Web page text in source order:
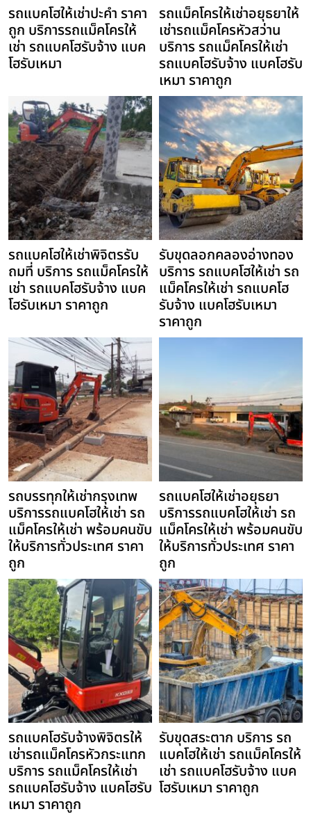
รถแบคโฮให้เช่าปะคำ ราคา
ถูก บริการรถแม็คโครให้
เช่า รถแบคโฮรับจ้าง แบค
โฮรับเหมา
รถแม็คโครให้เช่าอยุธยาให้
เช่ารถแม็คโครหัวสว่าน
บริการ รถแม็คโครให้เช่า
รถแบคโฮรับจ้าง แบคโฮรับ
เหมา ราคาถูก
รถแบคโฮให้เช่าพิจิตรรับ
ถมที่ บริการ รถแม็คโครให้
เช่า รถแบคโฮรับจ้าง แบค
โฮรับเหมา ราคาถูก
รับขุดลอกคลองอ่างทอง
บริการ รถแบคโฮให้เช่า รถ
แม็คโครให้เช่า รถแบคโฮ
รับจ้าง แบคโฮรับเหมา
ราคาถูก
รถบรรทุกให้เช่ากรุงเทพ
บริการรถแบคโฮให้เช่า รถ
แม็คโครให้เช่า พร้อมคนขับ
ให้บริการทั่วประเทศ ราคา
ถูก
รถแบคโฮให้เช่าอยุธยา
บริการรถแบคโฮให้เช่า รถ
แม็คโครให้เช่า พร้อมคนขับ
ให้บริการทั่วประเทศ ราคา
ถูก
รถแบคโฮรับจ้างพิจิตรให้
เช่ารถแม็คโครหัวกระแทก
บริการ รถแม็คโครให้เช่า
รถแบคโฮรับจ้าง แบคโฮรับ
เหมา ราคาถูก
รับขุดสระตาก บริการ รถ
แบคโฮให้เช่า รถแม็คโครให้
เช่า รถแบคโฮรับจ้าง แบค
โฮรับเหมา ราคาถูก